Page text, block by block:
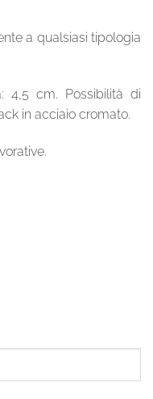
a qualsiasi tipologia
4,5 cm. Possibilità di
in acciaio cromato.